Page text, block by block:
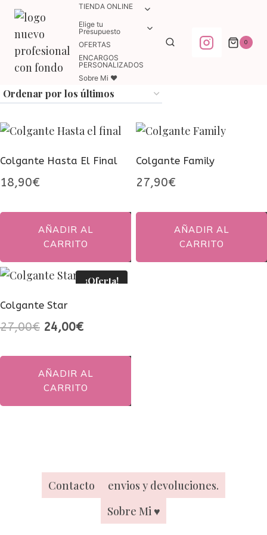
Saltar
contenido
TIENDA ONLINE
ALTERNAR
HIJO
Elige tu
Presupuesto
ALTERNAR
MENÚ
OFERTAS
ENCARGOS
PERSONALIZADOS
Sobre Mi ♥
0
Colgante Hasta El Final
18,90€
AÑADIR AL
CARRITO
Colgante Family
27,90€
AÑADIR AL
CARRITO
¡Oferta!
Colgante Star
27,00€ El
era:
27,00€.
24,00€El
es:
24,00€.
AÑADIR AL
CARRITO
Contacto
envios y devoluciones.
Sobre Mi ♥